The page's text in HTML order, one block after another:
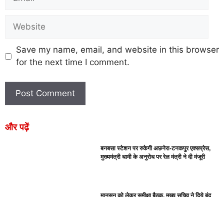
Save my name, email, and website in this browser
for the next time I comment.
और पढ़ें
बनबसा स्टेशन पर रुकेगी अछनेरा-टनकपुर एक्सप्रेस,
मुख्यमंत्री धामी के अनुरोध पर रेल मंत्री ने दी मंजूरी
मानसून को लेकर समीक्षा बैठक, मुख्य सचिव ने दिये बंद